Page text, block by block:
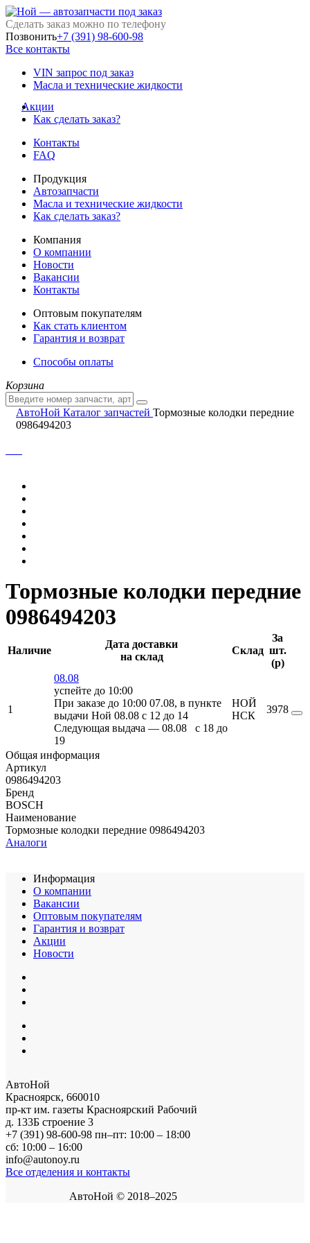
Сделать заказ можно по телефону
Позвонить+7 (391) 98-600-98
Все контакты
VIN запрос под заказ
Масла и технические жидкости
Акции
Как сделать заказ?
Контакты
FAQ
Продукция
Автозапчасти
Масла и технические жидкости
Как сделать заказ?
Компания
О компании
Новости
Вакансии
Контакты
Оптовым покупателям
Как стать клиентом
Гарантия и возврат
Способы оплаты
Корзина
АвтоНой Каталог запчастей Тормозные колодки передние
0986494203
Тормозные колодки передние
0986494203
Наличие
Дата доставки
на склад
Склад
За
шт.
(p)
1
08.08
успейте до 10:00
При заказе до 10:00 07.08, в пункте
выдачи Ной 08.08 c 12 до 14
Следующая выдача — 08.08 c 18 до
19
НОЙ
НСК
3978
Общая информация
Артикул
0986494203
Бренд
BOSCH
Наименование
Тормозные колодки передние 0986494203
Аналоги
Информация
О компании
Вакансии
Оптовым покупателям
Гарантия и возврат
Акции
Новости
АвтоНой
Красноярск, 660010
пр-кт им. газеты Красноярский Рабочий
д. 133Б строение 3
+7 (391) 98-600-98 пн–пт: 10:00 – 18:00
сб: 10:00 – 16:00
info@autonoy.ru
Все отделения и контакты
АвтоНой © 2018–2025